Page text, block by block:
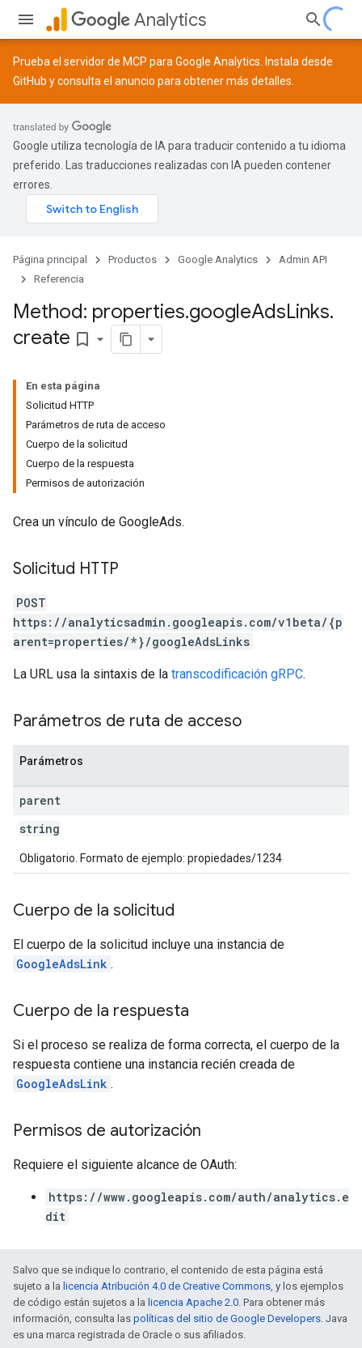
Analytics
Prueba el servidor de MCP para Google Analytics. Instala desde
GitHub y consulta el anuncio para obtener más detalles.
Google utiliza tecnología de IA para traducir contenido a tu idioma
preferido. Las traducciones realizadas con IA pueden contener
errores.
Página principal Productos Google Analytics
Admin API
Referencia
Method: properties.googleAdsLinks.
create bookmark_border
En esta página
Solicitud HTTP
Parámetros de ruta de acceso
Cuerpo de la solicitud
Cuerpo de la respuesta
Permisos de autorización
Crea un vínculo de GoogleAds.
Solicitud HTTP
POST
https://analyticsadmin.googleapis.com/v1beta/{p
arent=properties/*}/googleAdsLinks
La URL usa la sintaxis de la transcodificación gRPC.
Parámetros de ruta de acceso
Parámetros
parent
string
Obligatorio. Formato de ejemplo: propiedades/1234
Cuerpo de la solicitud
El cuerpo de la solicitud incluye una instancia de
GoogleAdsLink .
Cuerpo de la respuesta
Si el proceso se realiza de forma correcta, el cuerpo de la
respuesta contiene una instancia recién creada de
GoogleAdsLink .
Permisos de autorización
Requiere el siguiente alcance de OAuth:
https://www.googleapis.com/auth/analytics.e
dit
Salvo que se indique lo contrario, el contenido de esta página está
sujeto a la licencia Atribución 4.0 de Creative Commons, y los ejemplos
de código están sujetos a la licencia Apache 2.0. Para obtener más
información, consulta las políticas del sitio de Google Developers. Java
es una marca registrada de Oracle o sus afiliados.